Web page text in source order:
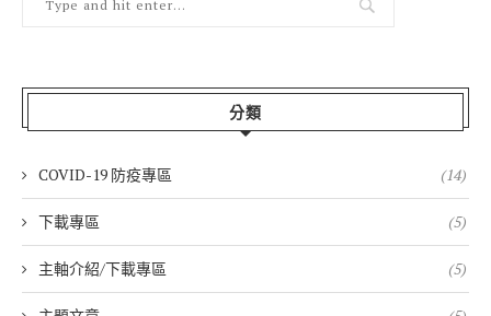
分類
COVID-19 防疫專區 (14)
下載專區 (5)
主軸介紹/下載專區 (5)